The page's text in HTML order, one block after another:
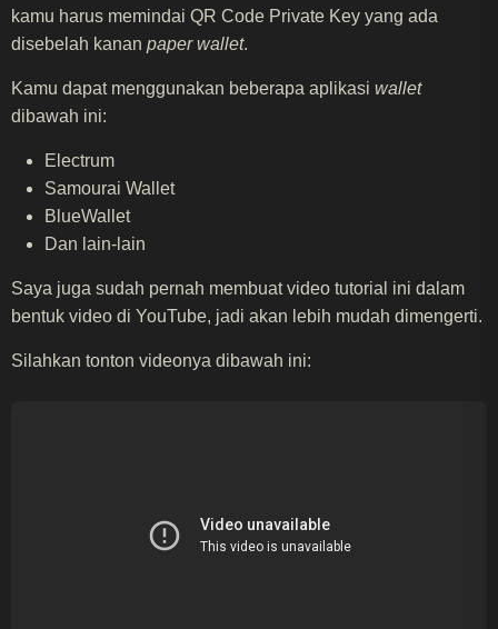
kamu harus memindai QR Code Private Key yang ada
disebelah kanan paper wallet.
Kamu dapat menggunakan beberapa aplikasi wallet
dibawah ini:
Electrum
Samourai Wallet
BlueWallet
Dan lain-lain
Saya juga sudah pernah membuat video tutorial ini dalam
bentuk video di YouTube, jadi akan lebih mudah dimengerti.
Silahkan tonton videonya dibawah ini: